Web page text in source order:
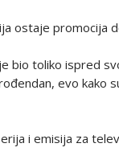
ostaje promocija
bio toliko ispred
evo kako
i emisija za